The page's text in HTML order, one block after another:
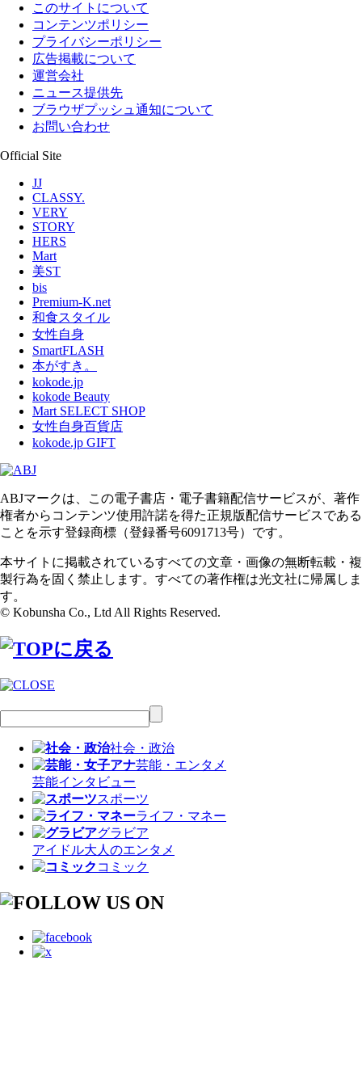
このサイトについて
コンテンツポリシー
プライバシーポリシー
広告掲載について
運営会社
ニュース提供先
ブラウザプッシュ通知について
お問い合わせ
Official Site
JJ
CLASSY.
VERY
STORY
HERS
Mart
美ST
bis
Premium-K.net
和食スタイル
女性自身
SmartFLASH
本がすき。
kokode.jp
kokode Beauty
Mart SELECT SHOP
女性自身百貨店
kokode.jp GIFT
ABJマークは、この電子書店・電子書籍配信サービスが、著作
権者からコンテンツ使用許諾を得た正規版配信サービスである
ことを示す登録商標（登録番号6091713号）です。
本サイトに掲載されているすべての文章・画像の無断転載・複
製行為を固く禁止します。すべての著作権は光文社に帰属しま
す。
© Kobunsha Co., Ltd All Rights Reserved.
社会・政治
芸能・エンタメ
芸能インタビュー
スポーツ
ライフ・マネー
グラビア
アイドル大人のエンタメ
コミック